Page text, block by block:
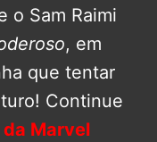
o Sam Raimi
, em
que tentar
Continue
Marvel